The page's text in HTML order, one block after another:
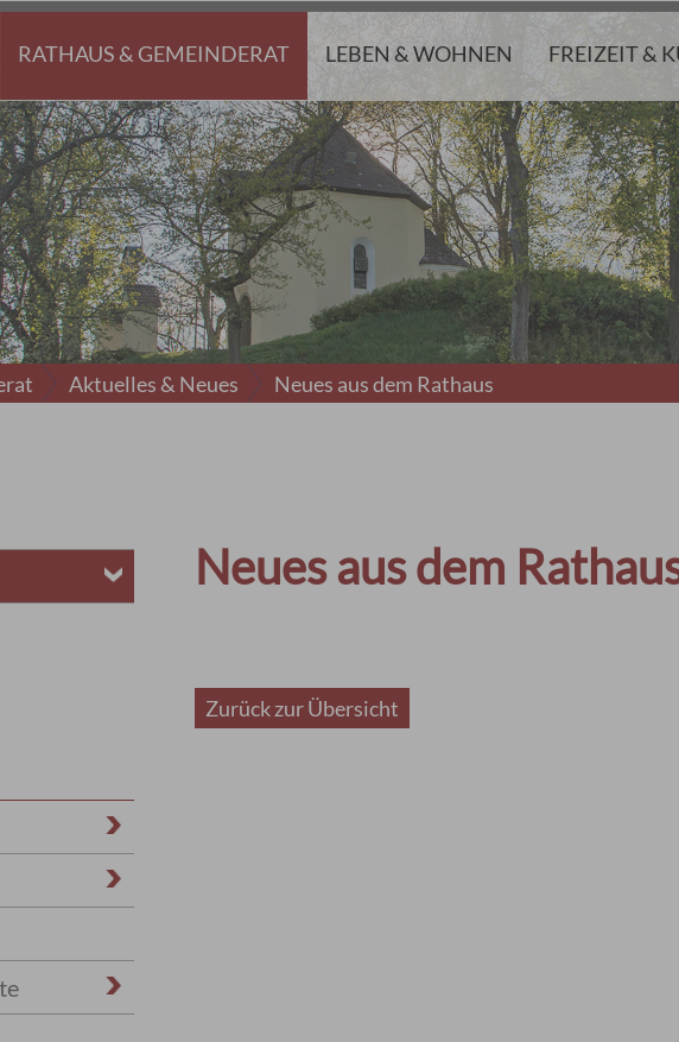
RATHAUS & GEMEINDERAT LEBEN & WOHNEN FREIZEIT &
Aktuelles & Neues Neues aus dem Rathaus
Neues aus dem
Zurück zur Übersicht